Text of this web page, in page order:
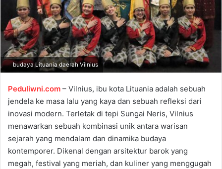
i
l
budaya Lituania daerah Vilnius
Peduliwni.com – Vilnius, ibu kota Lituania adalah sebuah
jendela ke masa lalu yang kaya dan sebuah refleksi dari
inovasi modern. Terletak di tepi Sungai Neris, Vilnius
menawarkan sebuah kombinasi unik antara warisan
sejarah yang mendalam dan dinamika budaya
kontemporer. Dikenal dengan arsitektur barok yang
megah, festival yang meriah, dan kuliner yang menggugah